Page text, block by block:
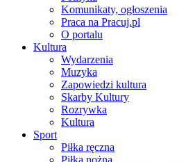
Komunikaty, ogłoszenia
Praca na Pracuj.pl
O portalu
Kultura
Wydarzenia
Muzyka
Zapowiedzi kultura
Skarby Kultury
Rozrywka
Kultura
Sport
Piłka ręczna
Piłka nożna